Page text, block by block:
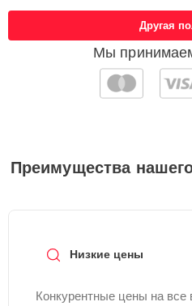
Мы
Другая
Преимущества
Низкие цены
Конкурентные цены на все